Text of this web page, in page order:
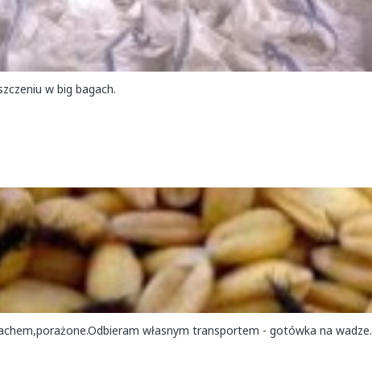
w big bagach.
własnym transportem - gotówka na wadze.